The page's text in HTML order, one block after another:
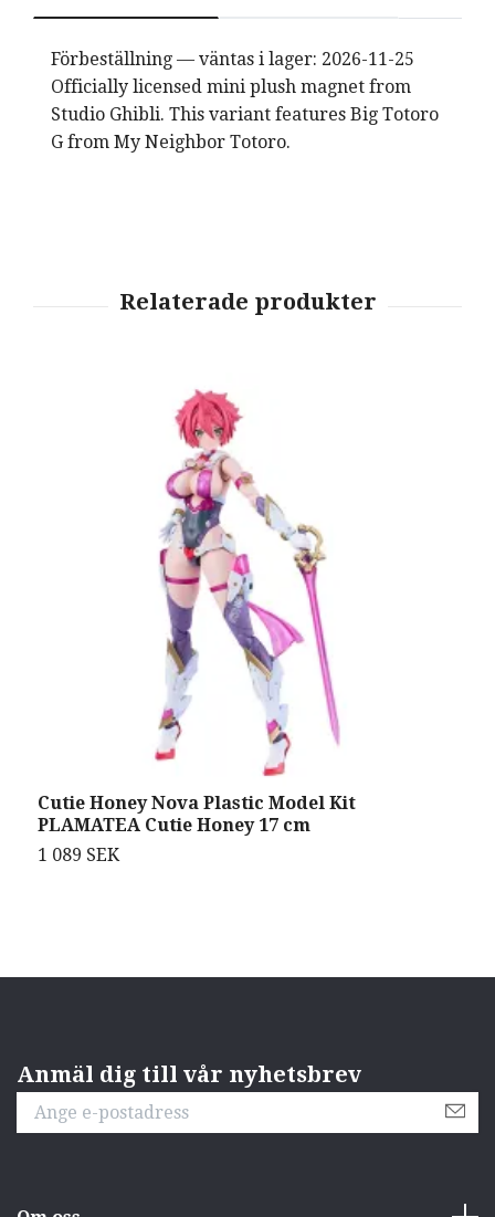
Förbeställning — väntas i lager: 2026-11-25
Officially licensed mini plush magnet from
Studio Ghibli. This variant features Big Totoro
G from My Neighbor Totoro.
Cutie Honey Nova Plastic Model Kit
PLAMATEA Cutie Honey 17 cm
1 089 SEK
Anmäl dig till vår nyhetsbrev